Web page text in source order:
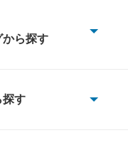
から探す
探す